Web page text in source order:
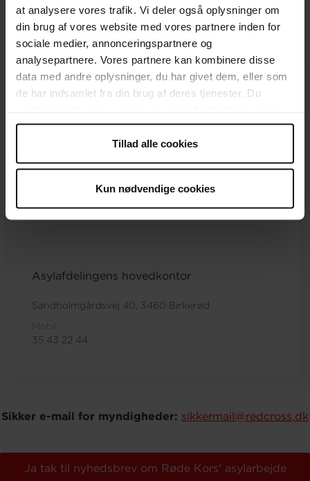
at analysere vores trafik. Vi deler også oplysninger om
din brug af vores website med vores partnere inden for
sociale medier, annonceringspartnere og
analysepartnere. Vores partnere kan kombinere disse
data med andre oplysninger, du har givet dem, eller som
de har indsamlet fra din brug af deres tjenester. Du
anvende vores hjemmeside.
Tillad alle cookies
Kun nødvendige cookies
Anne la Cour Vågen
Mobil
Asylafdelingens hovedkontor
Sandholmgårdsvej 40, 3460 Birkerød
35 43 22 44
Sikker e-mail for myndigheder: sikkermail@redcross.dk
Ja tak til nyhedsbrev om Røde Kors' asylarbejde